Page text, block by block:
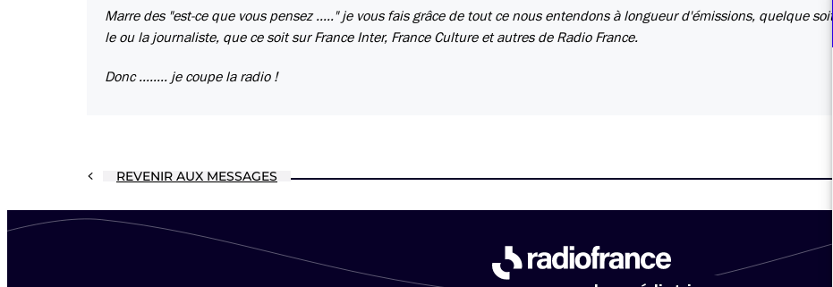
Marre des "est-ce que vous pensez ....." je vous fais grâce de tout ce nous entendons à longueur d'émissions, quelque soit
le ou la journaliste, que ce soit sur France Inter, France Culture et autres de Radio France.
Donc ........ je coupe la radio !
REVENIR AUX MESSAGES